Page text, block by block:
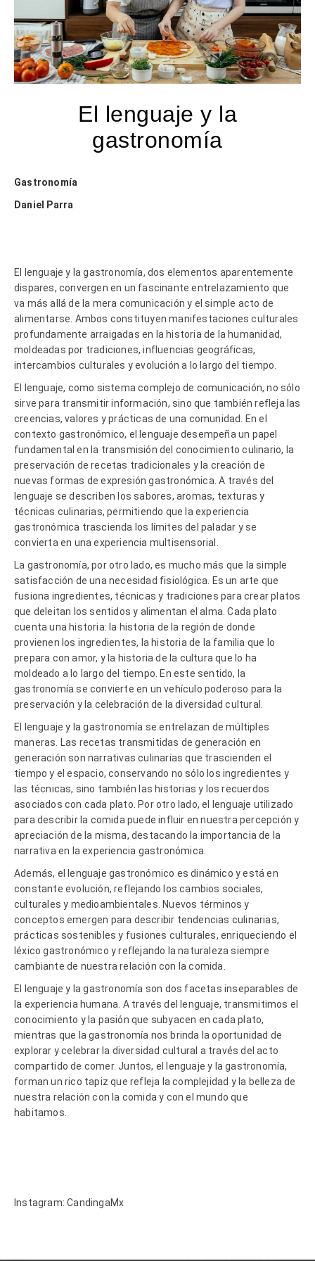
El lenguaje y la
gastronomía
Gastronomía
Daniel Parra
El lenguaje y la gastronomía, dos elementos aparentemente
dispares, convergen en un fascinante entrelazamiento que
va más allá de la mera comunicación y el simple acto de
alimentarse. Ambos constituyen manifestaciones culturales
profundamente arraigadas en la historia de la humanidad,
moldeadas por tradiciones, influencias geográficas,
intercambios culturales y evolución a lo largo del tiempo.
El lenguaje, como sistema complejo de comunicación, no sólo
sirve para transmitir información, sino que también refleja las
creencias, valores y prácticas de una comunidad. En el
contexto gastronómico, el lenguaje desempeña un papel
fundamental en la transmisión del conocimiento culinario, la
preservación de recetas tradicionales y la creación de
nuevas formas de expresión gastronómica. A través del
lenguaje se describen los sabores, aromas, texturas y
técnicas culinarias, permitiendo que la experiencia
gastronómica trascienda los límites del paladar y se
convierta en una experiencia multisensorial.
La gastronomía, por otro lado, es mucho más que la simple
satisfacción de una necesidad fisiológica. Es un arte que
fusiona ingredientes, técnicas y tradiciones para crear platos
que deleitan los sentidos y alimentan el alma. Cada plato
cuenta una historia: la historia de la región de donde
provienen los ingredientes, la historia de la familia que lo
prepara con amor, y la historia de la cultura que lo ha
moldeado a lo largo del tiempo. En este sentido, la
gastronomía se convierte en un vehículo poderoso para la
preservación y la celebración de la diversidad cultural.
El lenguaje y la gastronomía se entrelazan de múltiples
maneras. Las recetas transmitidas de generación en
generación son narrativas culinarias que trascienden el
tiempo y el espacio, conservando no sólo los ingredientes y
las técnicas, sino también las historias y los recuerdos
asociados con cada plato. Por otro lado, el lenguaje utilizado
para describir la comida puede influir en nuestra percepción y
apreciación de la misma, destacando la importancia de la
narrativa en la experiencia gastronómica.
Además, el lenguaje gastronómico es dinámico y está en
constante evolución, reflejando los cambios sociales,
culturales y medioambientales. Nuevos términos y
conceptos emergen para describir tendencias culinarias,
prácticas sostenibles y fusiones culturales, enriqueciendo el
léxico gastronómico y reflejando la naturaleza siempre
cambiante de nuestra relación con la comida.
El lenguaje y la gastronomía son dos facetas inseparables de
la experiencia humana. A través del lenguaje, transmitimos el
conocimiento y la pasión que subyacen en cada plato,
mientras que la gastronomía nos brinda la oportunidad de
explorar y celebrar la diversidad cultural a través del acto
compartido de comer. Juntos, el lenguaje y la gastronomía,
forman un rico tapiz que refleja la complejidad y la belleza de
nuestra relación con la comida y con el mundo que
habitamos.
Instagram: CandingaMx